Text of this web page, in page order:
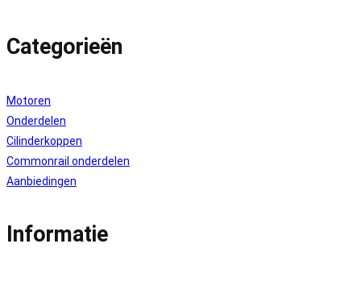
Categorieën
Motoren
Onderdelen
Cilinderkoppen
Commonrail onderdelen
Aanbiedingen
Informatie